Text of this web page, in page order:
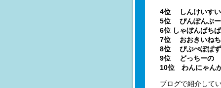
4位 しんけいすい
5位 ぴんぽんぶー
6位 しゃぼんぱち
7位 おおきいねち
8位 ぴぷぺぽぱ
9位 どっちーの
10位 わんにゃん
ブログで紹介して